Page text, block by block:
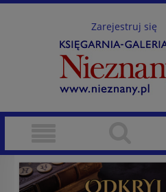
Zarejestruj się